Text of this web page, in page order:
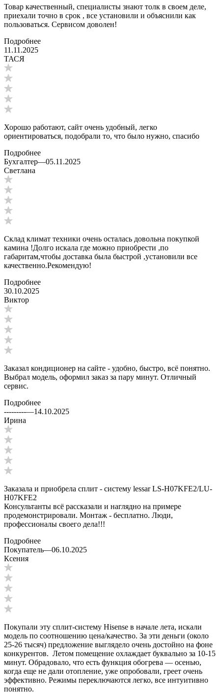
Товар качественный, специалисты знают толк в своем деле,
приехали точно в срок , все установили и объяснили как
пользоваться. Сервисом доволен!
Подробнее
11.11.2025
ТАСЯ
Хорошо работают, сайт очень удобный, легко
ориентироваться, подобрали то, что было нужно, спасибо
Подробнее
Бухгалтер—05.11.2025
Светлана
Склад климат техники очень осталась довольна покупкой
камина !Долго искала где можно приобрести ,по
габаритам,чтобы доставка была быстрой ,установили все
качественно.Рекомендую!
Подробнее
30.10.2025
Виктор
Заказал кондиционер на сайте - удобно, быстро, всё понятно.
Выбрал модель, оформил заказ за пару минут. Отличный
сервис.
Подробнее
---------—14.10.2025
Ирина
Заказала и приобрела сплит - систему lessar LS-H07KFE2/LU-
H07KFE2
Консультанты всё рассказали и наглядно на примере
продемонстрировали. Монтаж - бесплатно. Люди,
профессионалы своего дела!!!
Подробнее
Покупатель—06.10.2025
Ксения
Покупали эту сплит-систему Hisense в начале лета, искали
модель по соотношению цена/качество. За эти деньги (около
25-26 тысяч) предложение выглядело очень достойно на фоне
конкурентов. Летом помещение охлаждает буквально за 10-15
минут. Обрадовало, что есть функция обогрева — осенью,
когда еще не дали отопление, уже опробовали, греет очень
эффективно. Режимы переключаются легко, все интуитивно
понятно.